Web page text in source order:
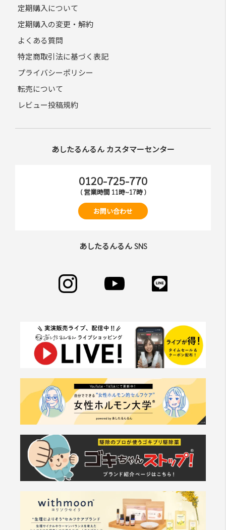
定期購入について
定期購入の変更・解約
よくある質問
特定商取引法に基づく表記
プライバシーポリシー
転売について
レビュー投稿規約
あしたるんるん カスタマーセンター
0120-725-770
( 営業時間 11時~17時 )
お問い合わせ
あしたるんるん SNS